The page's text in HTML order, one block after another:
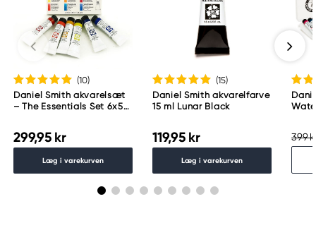
(10)
Daniel Smith akvarelsæt
– The Essentials Set 6x5
299,95 kr
Læg i varekurven
(15)
Daniel Smith akvarelfarve
15 ml Lunar Black
119,95 kr
Læg i varekurven
399